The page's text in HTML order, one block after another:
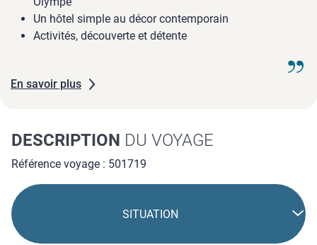
Un hôtel simple au décor contemporain
Activités, découverte et détente
En savoir plus
DESCRIPTION DU VOYAGE
Référence voyage : 501719
SITUATION